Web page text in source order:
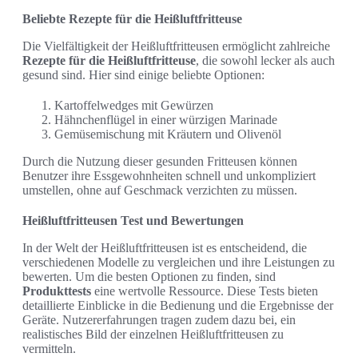
Beliebte Rezepte für die Heißluftfritteuse
Die Vielfältigkeit der Heißluftfritteusen ermöglicht zahlreiche
Rezepte für die Heißluftfritteuse, die sowohl lecker als auch
gesund sind. Hier sind einige beliebte Optionen:
Kartoffelwedges mit Gewürzen
Hähnchenflügel in einer würzigen Marinade
Gemüsemischung mit Kräutern und Olivenöl
Durch die Nutzung dieser gesunden Fritteusen können
Benutzer ihre Essgewohnheiten schnell und unkompliziert
umstellen, ohne auf Geschmack verzichten zu müssen.
Heißluftfritteusen Test und Bewertungen
In der Welt der Heißluftfritteusen ist es entscheidend, die
verschiedenen Modelle zu vergleichen und ihre Leistungen zu
bewerten. Um die besten Optionen zu finden, sind
Produkttests eine wertvolle Ressource. Diese Tests bieten
detaillierte Einblicke in die Bedienung und die Ergebnisse der
Geräte. Nutzererfahrungen tragen zudem dazu bei, ein
realistisches Bild der einzelnen Heißluftfritteusen zu
vermitteln.